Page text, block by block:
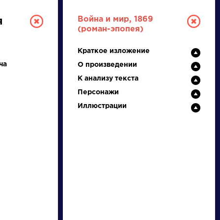
Война и мир, 1869
(роман-эпопея)
Краткое изложение
О произведении
К анализу текста
Персонажи
Иллюстрации